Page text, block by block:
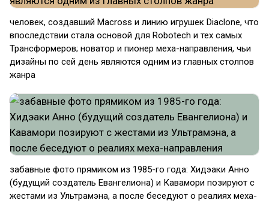
человек, создавший Macross и линию игрушек Diaclone, что
впоследствии стала основой для Robotech и тех самых
Трансформеров; новатор и пионер меха-направления, чьи
дизайны по сей день являются одним из главных столпов
жанра
забавные фото прямиком из 1985-го года: Хидэаки Анно
(будущий создатель Евангелиона) и Кавамори позируют с
жестами из Ультрамэна, а после беседуют о реалиях меха-